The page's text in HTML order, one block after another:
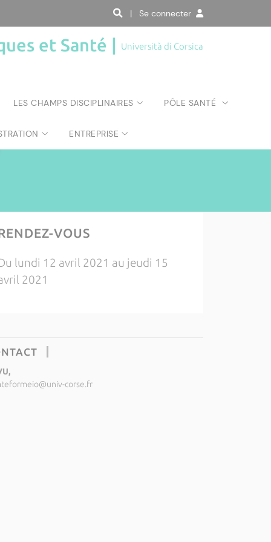
| Se connecter
et Santé | Università di Corsica
LES CHAMPS DISCIPLINAIRES PÔLE SANTÉ
ENTREPRISE
VOUS
lundi 12 avril 2021 au jeudi 15
2021
corse.fr